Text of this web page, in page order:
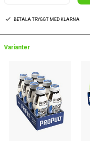
BETALA TRYGGT MED KLARNA
Varianter